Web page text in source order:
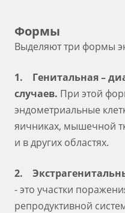
Формы
Выделяют три формы
1. Генитальная –
случаев. При этой
эндометриальные
яичниках, мышечной
и в других областях.
2.
- это участки
репродуктивной